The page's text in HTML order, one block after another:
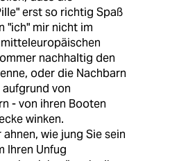
erst so richtig Spaß
"ich" mir nicht im
nachhaltig den
oder die Nachbarn
von
- von ihren Booten
winken.
ahnen, wie jung Sie sein
Ihren Unfug